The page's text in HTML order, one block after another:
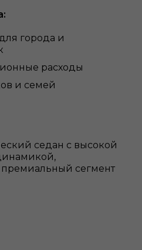
города и
расходы
и семей
седан с высокой
сегмент